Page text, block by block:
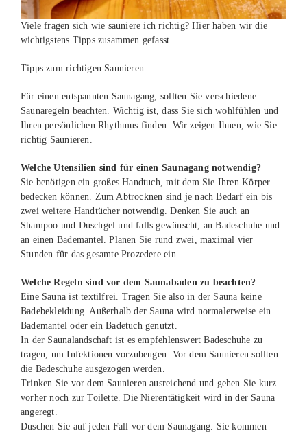
Viele fragen sich wie sauniere ich richtig? Hier haben wir die
wichtigstens Tipps zusammen gefasst.
Tipps zum richtigen Saunieren
Für einen entspannten Saunagang, sollten Sie verschiedene
Saunaregeln beachten. Wichtig ist, dass Sie sich wohlfühlen und
Ihren persönlichen Rhythmus finden. Wir zeigen Ihnen, wie Sie
richtig Saunieren.
Welche Utensilien sind für einen Saunagang notwendig?
Sie benötigen ein großes Handtuch, mit dem Sie Ihren Körper
bedecken können. Zum Abtrocknen sind je nach Bedarf ein bis
zwei weitere Handtücher notwendig. Denken Sie auch an
Shampoo und Duschgel und falls gewünscht, an Badeschuhe und
an einen Bademantel. Planen Sie rund zwei, maximal vier
Stunden für das gesamte Prozedere ein.
Welche Regeln sind vor dem Saunabaden zu beachten?
Eine Sauna ist textilfrei. Tragen Sie also in der Sauna keine
Badebekleidung. Außerhalb der Sauna wird normalerweise ein
Bademantel oder ein Badetuch genutzt.
In der Saunalandschaft ist es empfehlenswert Badeschuhe zu
tragen, um Infektionen vorzubeugen. Vor dem Saunieren sollten
die Badeschuhe ausgezogen werden.
Trinken Sie vor dem Saunieren ausreichend und gehen Sie kurz
vorher noch zur Toilette. Die Nierentätigkeit wird in der Sauna
angeregt.
Duschen Sie auf jeden Fall vor dem Saunagang. Sie kommen